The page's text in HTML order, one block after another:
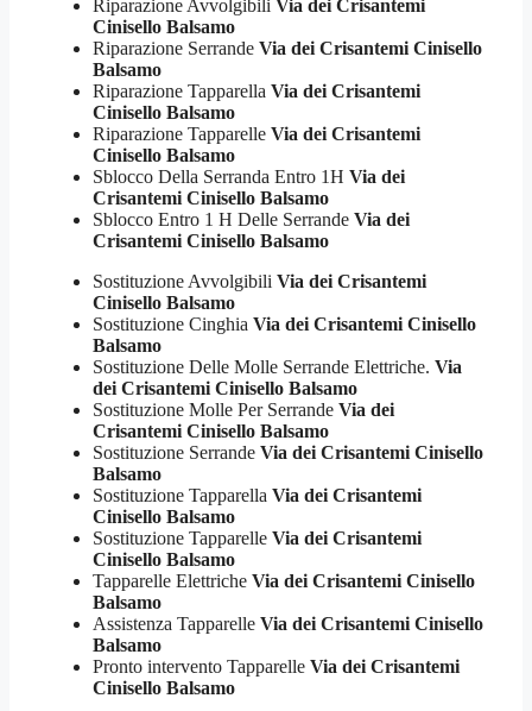
Riparazione Avvolgibili Via dei Crisantemi
Cinisello Balsamo
Riparazione Serrande Via dei Crisantemi Cinisello
Balsamo
Riparazione Tapparella Via dei Crisantemi
Cinisello Balsamo
Riparazione Tapparelle Via dei Crisantemi
Cinisello Balsamo
Sblocco Della Serranda Entro 1H Via dei
Crisantemi Cinisello Balsamo
Sblocco Entro 1 H Delle Serrande Via dei
Crisantemi Cinisello Balsamo
Sostituzione Avvolgibili Via dei Crisantemi
Cinisello Balsamo
Sostituzione Cinghia Via dei Crisantemi Cinisello
Balsamo
Sostituzione Delle Molle Serrande Elettriche. Via
dei Crisantemi Cinisello Balsamo
Sostituzione Molle Per Serrande Via dei
Crisantemi Cinisello Balsamo
Sostituzione Serrande Via dei Crisantemi Cinisello
Balsamo
Sostituzione Tapparella Via dei Crisantemi
Cinisello Balsamo
Sostituzione Tapparelle Via dei Crisantemi
Cinisello Balsamo
Tapparelle Elettriche Via dei Crisantemi Cinisello
Balsamo
Assistenza Tapparelle Via dei Crisantemi Cinisello
Balsamo
Pronto intervento Tapparelle Via dei Crisantemi
Cinisello Balsamo